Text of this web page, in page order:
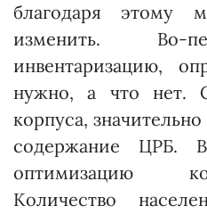
благодаря этому
изменить. Во-
инвентаризацию,
нужно, а что нет.
корпуса,
содержание ЦРБ.
оптимизацию
Количество